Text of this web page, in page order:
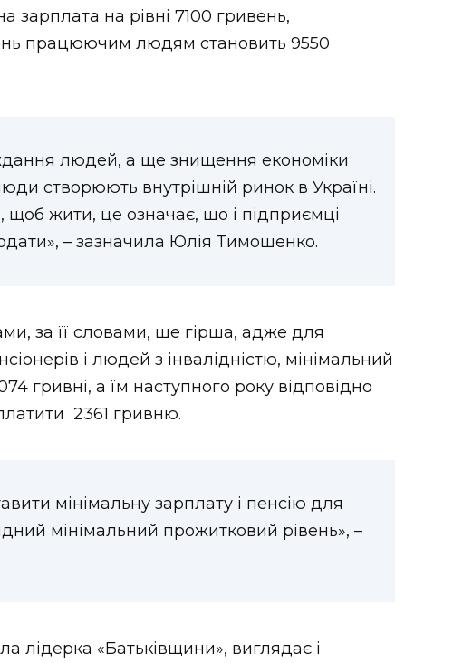
зарплата на рівні 7100 гривень,
працюючим людям становить 9550
людей, а ще знищення економіки
створюють внутрішній ринок в Україні.
жити, це означає, що і підприємці
– зазначила Юлія Тимошенко.
за її словами, ще гірша, адже для
і людей з інвалідністю, мінімальний
гривні, а їм наступного року відповідно
2361 гривню.
мінімальну зарплату і пенсію для
мінімальний прожитковий рівень», –
лідерка «Батьківщини», виглядає і